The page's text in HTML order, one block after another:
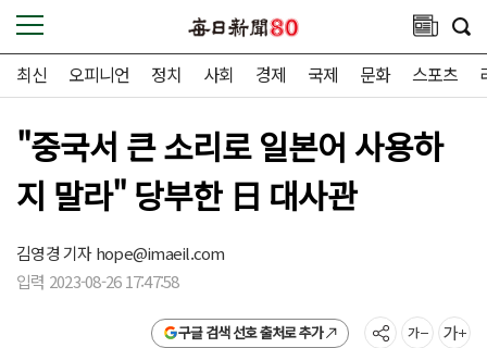
최신 오피니언 정치 사회 경제 국제 문화 스포츠
"중국서 큰 소리로 일본어 사용하
지 말라" 당부한 日 대사관
김영경 기자hope@imaeil.com
입력 2023-08-26 17:47:58
구글 검색 선호 출처로 추가